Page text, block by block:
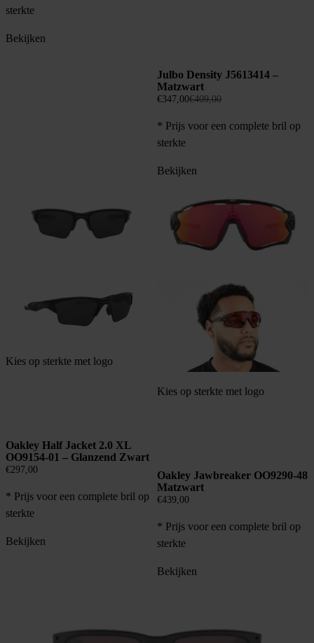
sterkte
Bekijken
Julbo Density J5613414 –
Matzwart
€409,00
Oorspronkelijke
was:
€409,00.
€347,00
Huidige
is:
€347,00.
* Prijs voor een complete bril op
sterkte
Bekijken
Kies op sterkte met logo
Oakley Half Jacket 2.0 XL
OO9154-01 – Glanzend Zwart
€297,00
* Prijs voor een complete bril op
sterkte
Bekijken
Kies op sterkte met logo
Oakley Jawbreaker OO9290-48
Matzwart
€439,00
* Prijs voor een complete bril op
sterkte
Bekijken